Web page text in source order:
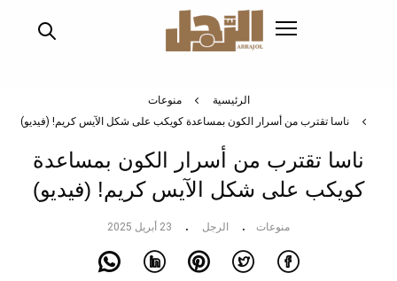
الرئيسية
منوعات
ناسا تقترب من أسرار الكون بمساعدة كويكب على شكل الآيس كريم! (فيديو)
ناسا تقترب من أسرار الكون بمساعدة
كويكب على شكل الآيس كريم! (فيديو)
منوعات الرجل 23 أبريل 2025